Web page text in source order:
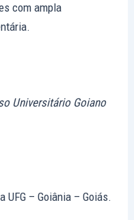
com ampla
Universitário Goiano
UFG – Goiânia – Goiás.